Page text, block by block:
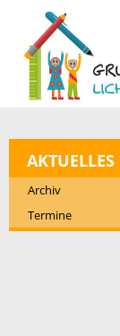
AKTUELLES
Archiv
Termine